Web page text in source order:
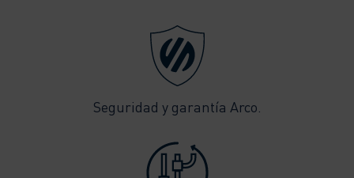
Seguridad y garantía Arco.